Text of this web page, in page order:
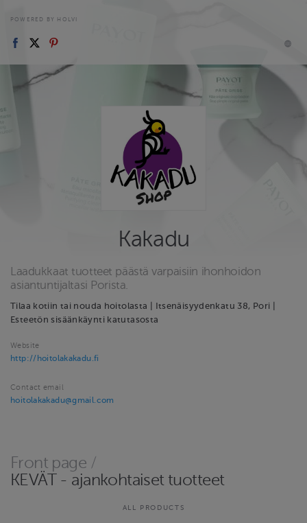
POWERED BY HOLVI
Kakadu
Laadukkaat tuotteet päästä varpaisiin ihonhoidon
asiantuntijaltasi Porista.
Tilaa kotiin tai nouda hoitolasta | Itsenäisyydenkatu 38, Pori |
Esteetön sisäänkäynti katutasosta
Website
http://hoitolakakadu.fi
Contact email
hoitolakakadu@gmail.com
Front page /
KEVÄT - ajankohtaiset tuotteet
ALL PRODUCTS